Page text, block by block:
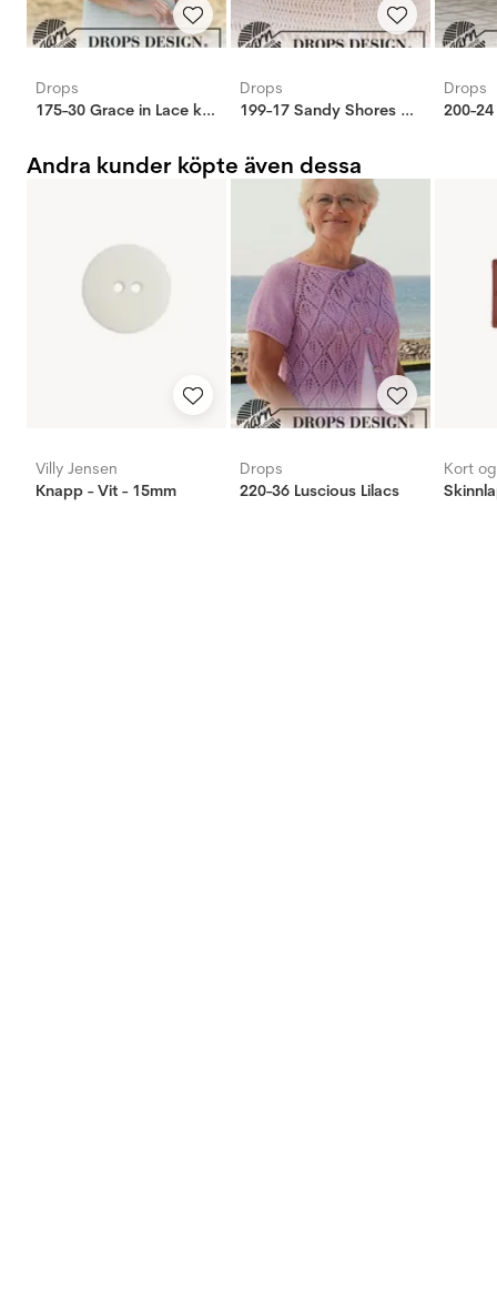
Drops
175-30 Grace in Lace klänning
Drops
199-17 Sandy Shores klänning
Drops
Andra kunder köpte även dessa
Villy Jensen
Knapp - Vit - 15mm
Drops
220-36 Luscious Lilacs
Kort